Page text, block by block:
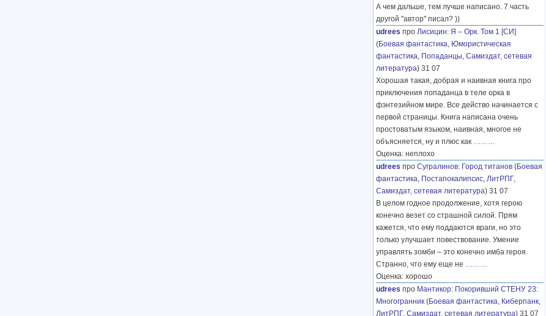
А чем дальше, тем лучше написано. 7 часть
другой "автор" писал? ))
udrees про Лисицин: Я – Орк. Том 1 [СИ]
(Боевая фантастика, Юмористическая
фантастика, Попаданцы, Самиздат, сетевая
литература) 31 07
Хорошая такая, добрая и наивная книга про
приключения попаданца в теле орка в
фэнтезийном мире. Все действо начинается с
первой страницы. Книга написана очень
простоватым языком, наивная, многое не
объясняется, ну и плюс как ………
Оценка: неплохо
udrees про Сугралинов: Город титанов (Боевая
фантастика, Постапокалипсис, ЛитРПГ,
Самиздат, сетевая литература) 31 07
В целом годное продолжение, хотя герою
конечно везет со страшной силой. Прям
кажется, что ему поддаются враги, но это
только улучшает повествование. Умение
управлять зомби – это конечно имба героя.
Странно, что ему еще не ………
Оценка: хорошо
udrees про Мантикор: Покоривший СТЕНУ 23:
Многогранник (Боевая фантастика, Киберпанк,
ЛитРПГ, Самиздат, сетевая литература) 31 07